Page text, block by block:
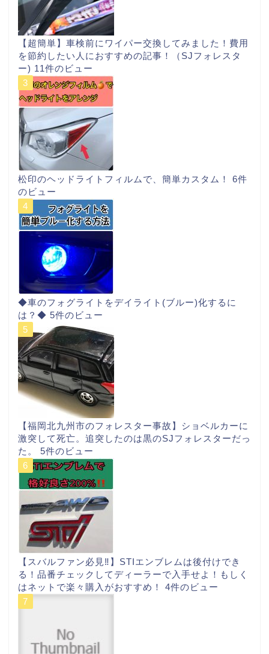
【超簡単】車検前にワイパー交換してみました！費用
を節約したい人におすすめの記事！（SJフォレスタ
ー) 11件のビュー
松印のヘッドライトフィルムで、簡単カスタム！ 6件
のビュー
◆車のフォグライトをデイライト(ブルー)化するに
は？◆ 5件のビュー
【福岡北九州市のフォレスター事故】ショベルカーに
激突して死亡。追突したのは黒のSJフォレスターだっ
た。 5件のビュー
【スバルファン必見‼︎】STIエンブレムは後付けでき
る！品番チェックしてディーラーで入手せよ！もしく
はネットで楽々購入がおすすめ！ 4件のビュー